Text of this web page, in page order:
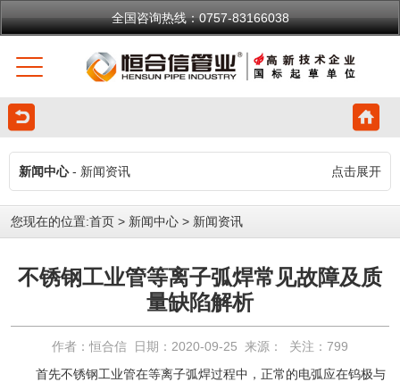
全国咨询热线：0757-83166038
新闻中心- 新闻资讯 点击展开
您现在的位置:首页 > 新闻中心 > 新闻资讯
不锈钢工业管等离子弧焊常见故障及质
量缺陷解析
作者：恒合信 日期：2020-09-25 来源： 关注： 799
首先不锈钢工业管在等离子弧焊过程中，正常的电弧应在钨极与